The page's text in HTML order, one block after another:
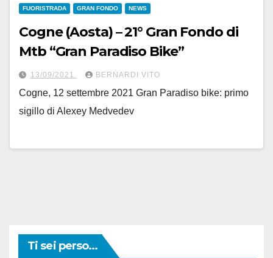
FUORISTRADA GRAN FONDO NEWS
Cogne (Aosta) – 21° Gran Fondo di
Mtb “Gran Paradiso Bike”
13/09/2021 BERNARDI VITO
Cogne, 12 settembre 2021 Gran Paradiso bike: primo
sigillo di Alexey Medvedev
Ti sei perso...